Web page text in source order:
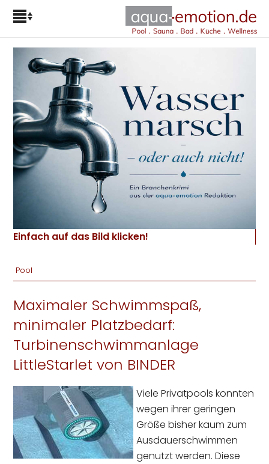
Einfach auf das Bild klicken!
Pool
Maximaler Schwimmspaß,
minimaler Platzbedarf:
Turbinenschwimmanlage
LittleStarlet von BINDER
Viele Privatpools konnten
wegen ihrer geringen
Größe bisher kaum zum
Ausdauerschwimmen
genutzt werden. Diese